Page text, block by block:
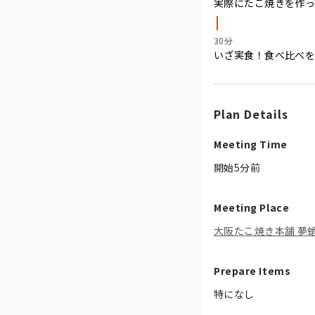
実際にたこ焼きを作
30分
いざ実食！食べ比べ
Plan Details
Meeting Time
開始5分前
Meeting Place
大阪たこ焼き本舗 夢
Prepare Items
特になし